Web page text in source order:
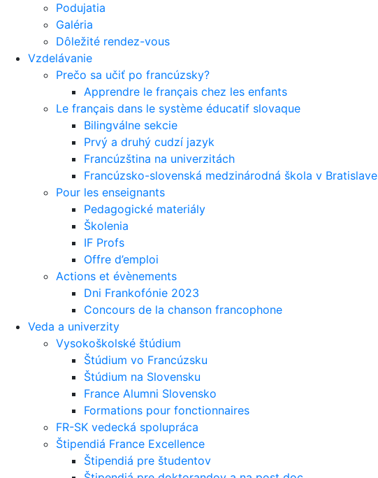
Podujatia
Galéria
Dôležité rendez-vous
Vzdelávanie
Prečo sa učiť po francúzsky?
Apprendre le français chez les enfants
Le français dans le système éducatif slovaque
Bilingválne sekcie
Prvý a druhý cudzí jazyk
Francúzština na univerzitách
Francúzsko-slovenská medzinárodná škola v Bratislave
Pour les enseignants
Pedagogické materiály
Školenia
IF Profs
Offre d’emploi
Actions et évènements
Dni Frankofónie 2023
Concours de la chanson francophone
Veda a univerzity
Vysokoškolské štúdium
Štúdium vo Francúzsku
Štúdium na Slovensku
France Alumni Slovensko
Formations pour fonctionnaires
FR-SK vedecká spolupráca
Štipendiá France Excellence
Štipendiá pre študentov